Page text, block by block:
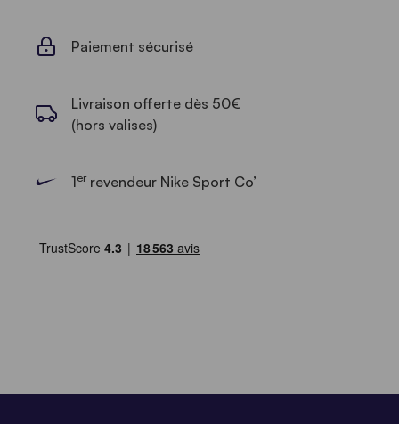
Paiement sécurisé
Livraison offerte dès 50€
(hors valises)
1errevendeur Nike Sport Co’